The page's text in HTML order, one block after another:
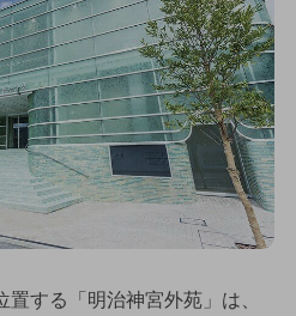
する「明治神宮外苑」は、